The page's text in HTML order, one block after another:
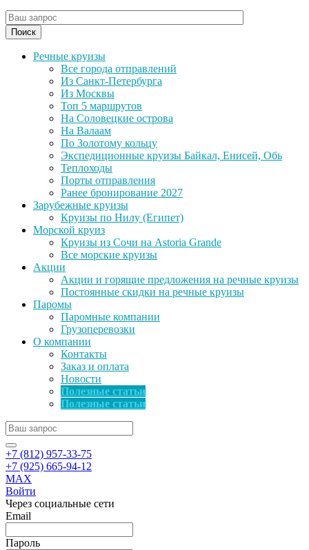
Поиск
Речные круизы
Все города отправлений
Из Санкт-Петербурга
Из Москвы
Топ 5 маршрутов
На Соловецкие острова
На Валаам
По Золотому кольцу
Экспедиционные круизы Байкал, Енисей, Обь
Теплоходы
Порты отправления
Ранее бронирование 2027
Зарубежные круизы
Круизы по Нилу (Египет)
Морской круиз
Круизы из Сочи на Astoria Grande
Все морские круизы
Акции
Акции и горящие предложения на речные круизы
Постоянные скидки на речные круизы
Паромы
Паромные компании
Грузоперевозки
О компании
Контакты
Заказ и оплата
Новости
Полезные статьи
Полезные статьи
+7 (812) 957-33-75
+7 (925) 665-94-12
MAX
Войти
Через социальные сети
Email
Пароль